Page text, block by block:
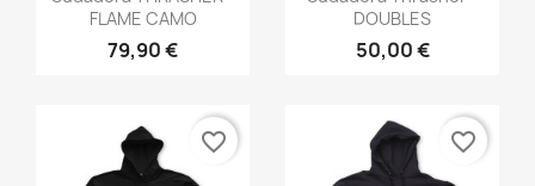
FLAME CAMO
79,90 €
DOUBLES
50,00 €
favorite_border favorite_border